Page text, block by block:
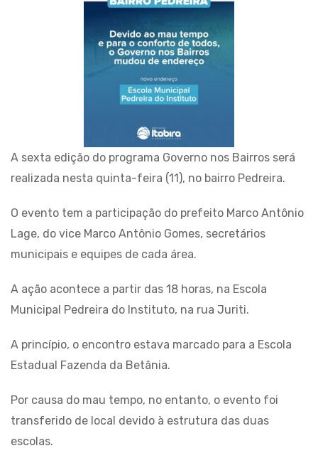
A sexta edição do programa Governo nos Bairros será
realizada nesta quinta-feira (11), no bairro Pedreira.
O evento tem a participação do prefeito Marco Antônio
Lage, do vice Marco Antônio Gomes, secretários
municipais e equipes de cada área.
A ação acontece a partir das 18 horas, na Escola
Municipal Pedreira do Instituto, na rua Juriti.
A princípio, o encontro estava marcado para a Escola
Estadual Fazenda da Betânia.
Por causa do mau tempo, no entanto, o evento foi
transferido de local devido à estrutura das duas
escolas.